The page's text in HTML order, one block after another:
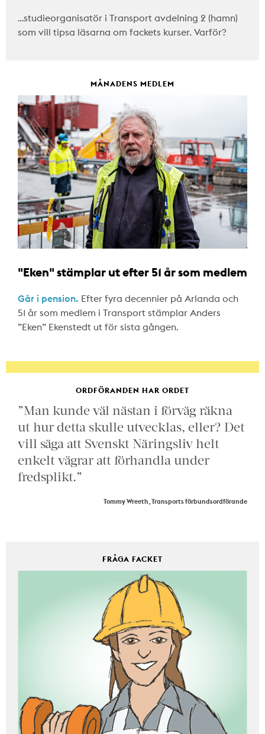
…studieorganisatör i Transport avdelning 2 (hamn)
som vill tipsa läsarna om fackets kurser. Varför?
MÅNADENS MEDLEM
"Eken" stämplar ut efter 51 år som medlem
Går i pension. Efter fyra decennier på Arlanda och
51 år som medlem i Transport stämplar Anders
”Eken” Ekenstedt ut för sista gången.
ORDFÖRANDEN HAR ORDET
”Man kunde väl nästan i förväg räkna
ut hur detta skulle utvecklas, eller? Det
vill säga att Svenskt Näringsliv helt
enkelt vägrar att förhandla under
fredsplikt.”
Tommy Wreeth, Transports förbundsordförande
FRÅGA FACKET